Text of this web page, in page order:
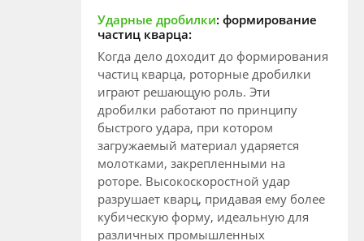
Ударные дробилки: формирование
частиц кварца:
Когда дело доходит до формирования
частиц кварца, роторные дробилки
играют решающую роль. Эти
дробилки работают по принципу
быстрого удара, при котором
загружаемый материал ударяется
молотками, закрепленными на
роторе. Высокоскоростной удар
разрушает кварц, придавая ему более
кубическую форму, идеальную для
различных промышленных